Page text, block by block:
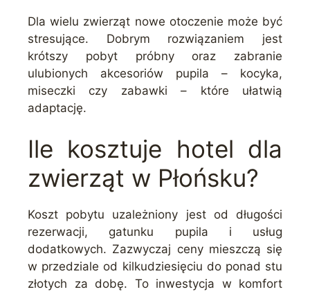
Dla wielu zwierząt nowe otoczenie może być
stresujące. Dobrym rozwiązaniem jest
krótszy pobyt próbny oraz zabranie
ulubionych akcesoriów pupila – kocyka,
miseczki czy zabawki – które ułatwią
adaptację.
Ile kosztuje hotel dla
zwierząt w Płońsku?
Koszt pobytu uzależniony jest od długości
rezerwacji, gatunku pupila i usług
dodatkowych. Zazwyczaj ceny mieszczą się
w przedziale od kilkudziesięciu do ponad stu
złotych za dobę. To inwestycja w komfort